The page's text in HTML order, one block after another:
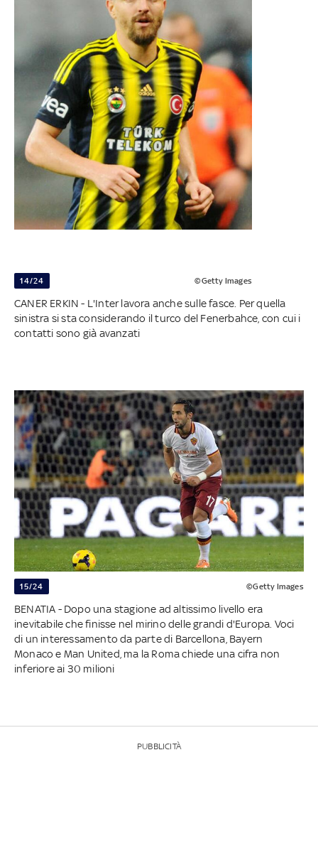
14/24 ©Getty Images
CANER ERKIN - L'Inter lavora anche sulle fasce. Per quella
sinistra si sta considerando il turco del Fenerbahce, con cui i
contatti sono già avanzati
15/24 ©Getty Images
BENATIA - Dopo una stagione ad altissimo livello era
inevitabile che finisse nel mirino delle grandi d'Europa. Voci
di un interessamento da parte di Barcellona, Bayern
Monaco e Man United, ma la Roma chiede una cifra non
inferiore ai 30 milioni
PUBBLICITÀ